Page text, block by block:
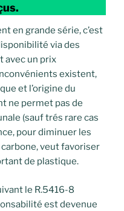
en grande série, c’est
via des
avec un prix
existent,
et l’origine du
ne permet pas de
(sauf trés rare cas
pour diminuer les
veut favoriser
de plastique.
le R.5416-8
est devenue